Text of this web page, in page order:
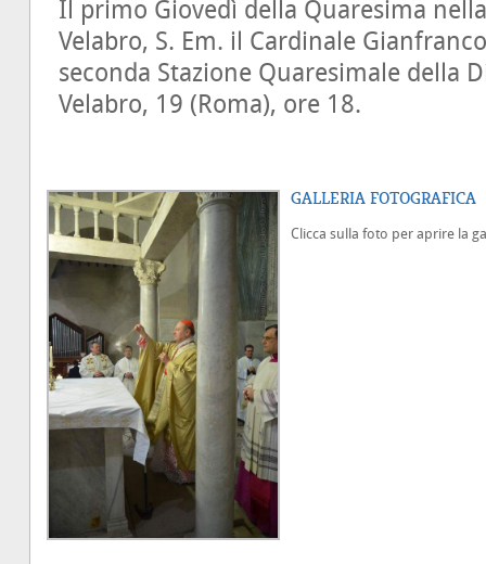
Il primo Giovedì della Quaresima
Velabro, S. Em. il Cardinale
seconda Stazione Quaresimale della
Velabro, 19 (Roma), ore 18.
GALLERIA FOTOGRAFICA
Clicca sulla foto per aprire la